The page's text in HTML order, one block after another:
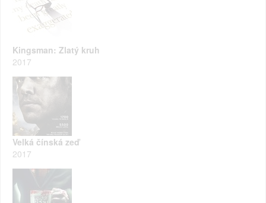
Kingsman: Zlatý kruh
2017
Velká čínská zeď
2017